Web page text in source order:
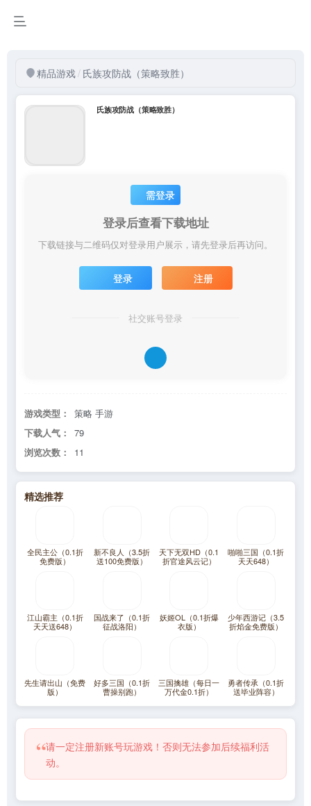
精品游戏/ 氏族攻防战（策略致胜）
氏族攻防战（策略致胜）
需登录
登录后查看下载地址
下载链接与二维码仅对登录用户展示，请先登录后再访问。
登录 注册
社交账号登录
游戏类型：
策略 手游
下载人气：
79
浏览次数：
11
精选推荐
全民主公（0.1折
免费版）
新不良人（3.5折
送100免费版）
天下无双HD（0.1
折官途风云记）
啪啪三国（0.1折
天天648）
江山霸主（0.1折
天天送648）
国战来了（0.1折
征战洛阳）
妖姬OL（0.1折爆
衣版）
少年西游记（3.5
折焰金免费版）
先生请出山（免费
版）
好多三国（0.1折
曹操别跑）
三国擒雄（每日一
万代金0.1折）
勇者传承（0.1折
送毕业阵容）
“请一定注册新账号玩游戏！否则无法参加后续福利活
动。